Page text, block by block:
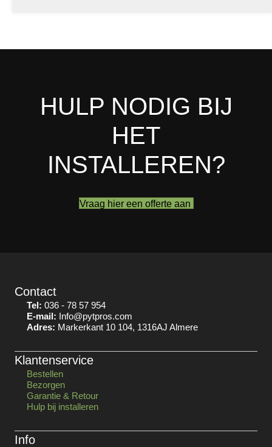
HULP NODIG BIJ
HET
INSTALLEREN?
Vraag hier een offerte aan
Contact
Tel: 036 - 78 57 954
E-mail: Info@pytpros.com
Adres: Markerkant 10 104, 1316AJ Almere
Klantenservice
Bestellen
Bezorgen
Garantie & Retour
Hulp bij installeren
Info